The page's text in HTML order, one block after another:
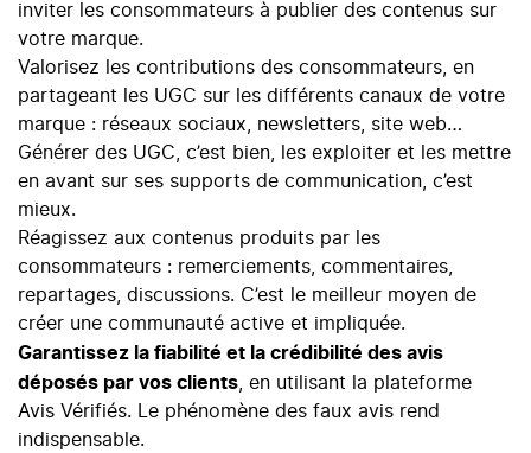
inviter les consommateurs à publier des contenus sur
votre marque.
Valorisez les contributions des consommateurs, en
partageant les UGC sur les différents canaux de votre
marque : réseaux sociaux, newsletters, site web…
Générer des UGC, c’est bien, les exploiter et les mettre
en avant sur ses supports de communication, c’est
mieux.
Réagissez aux contenus produits par les
consommateurs : remerciements, commentaires,
repartages, discussions. C’est le meilleur moyen de
créer une communauté active et impliquée.
Garantissez la fiabilité et la crédibilité des avis
déposés par vos clients , en utilisant la plateforme
Avis Vérifiés. Le phénomène des faux avis rend
indispensable.